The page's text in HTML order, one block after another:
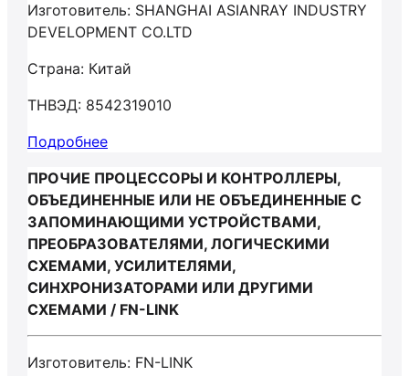
Изготовитель: SHANGHAI ASIANRAY INDUSTRY
DEVELOPMENT CO.LTD
Страна: Китай
ТНВЭД: 8542319010
Подробнее
ПРОЧИЕ ПРОЦЕССОРЫ И КОНТРОЛЛЕРЫ,
ОБЪЕДИНЕННЫЕ ИЛИ НЕ ОБЪЕДИНЕННЫЕ С
ЗАПОМИНАЮЩИМИ УСТРОЙСТВАМИ,
ПРЕОБРАЗОВАТЕЛЯМИ, ЛОГИЧЕСКИМИ
СХЕМАМИ, УСИЛИТЕЛЯМИ,
СИНХРОНИЗАТОРАМИ ИЛИ ДРУГИМИ
СХЕМАМИ / FN-LINK
Изготовитель: FN-LINK